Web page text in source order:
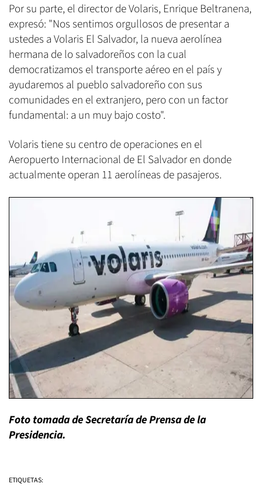
Por su parte, el director de Volaris, Enrique Beltranena,
expresó: "Nos sentimos orgullosos de presentar a
ustedes a Volaris El Salvador, la nueva aerolínea
hermana de lo salvadoreños con la cual
democratizamos el transporte aéreo en el país y
ayudaremos al pueblo salvadoreño con sus
comunidades en el extranjero, pero con un factor
fundamental: a un muy bajo costo".
Volaris tiene su centro de operaciones en el
Aeropuerto Internacional de El Salvador en donde
actualmente operan 11 aerolíneas de pasajeros.
Foto tomada de Secretaría de Prensa de la
Presidencia.
ETIQUETAS: